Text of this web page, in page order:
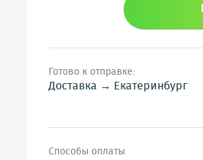
Готово к отправке:
Доставка → Екатеринбург
Способы оплаты